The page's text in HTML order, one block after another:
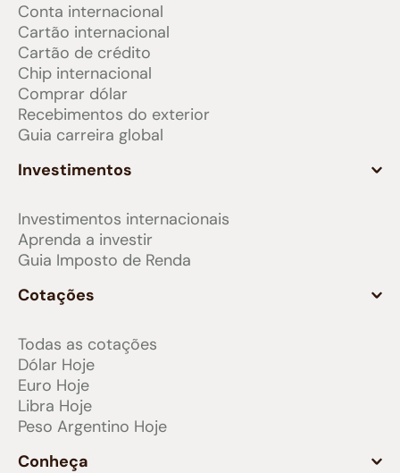
Conta internacional
Cartão internacional
Cartão de crédito
Chip internacional
Comprar dólar
Recebimentos do exterior
Guia carreira global
Investimentos
Investimentos internacionais
Aprenda a investir
Guia Imposto de Renda
Cotações
Todas as cotações
Dólar Hoje
Euro Hoje
Libra Hoje
Peso Argentino Hoje
Conheça